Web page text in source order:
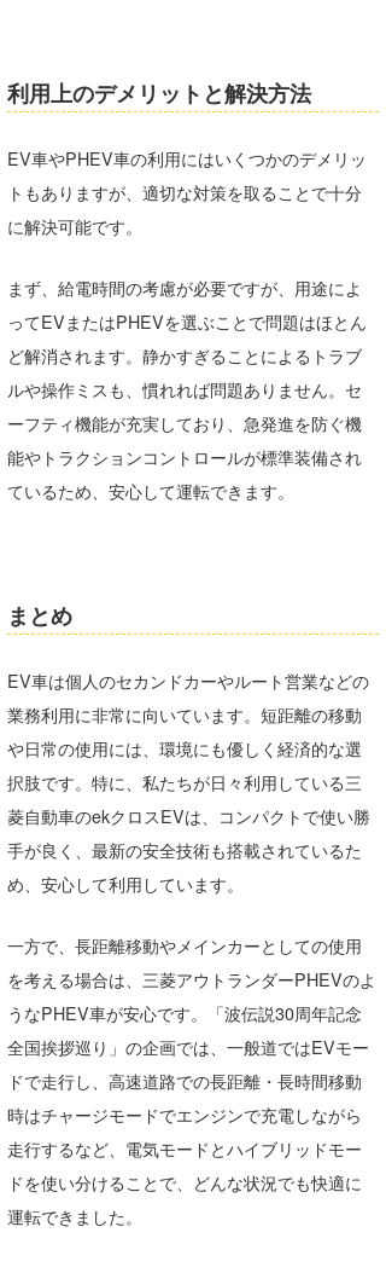
利用上のデメリットと解決方法
EV車やPHEV車の利用にはいくつかのデメリッ
トもありますが、適切な対策を取ることで十分
に解決可能です。
まず、給電時間の考慮が必要ですが、用途によ
ってEVまたはPHEVを選ぶことで問題はほとん
ど解消されます。静かすぎることによるトラブ
ルや操作ミスも、慣れれば問題ありません。セ
ーフティ機能が充実しており、急発進を防ぐ機
能やトラクションコントロールが標準装備され
ているため、安心して運転できます。
まとめ
EV車は個人のセカンドカーやルート営業などの
業務利用に非常に向いています。短距離の移動
や日常の使用には、環境にも優しく経済的な選
択肢です。特に、私たちが日々利用している三
菱自動車のekクロスEVは、コンパクトで使い勝
手が良く、最新の安全技術も搭載されているた
め、安心して利用しています。
一方で、長距離移動やメインカーとしての使用
を考える場合は、三菱アウトランダーPHEVのよ
うなPHEV車が安心です。「波伝説30周年記念
全国挨拶巡り」の企画では、一般道ではEVモー
ドで走行し、高速道路での長距離・長時間移動
時はチャージモードでエンジンで充電しながら
走行するなど、電気モードとハイブリッドモー
ドを使い分けることで、どんな状況でも快適に
運転できました。